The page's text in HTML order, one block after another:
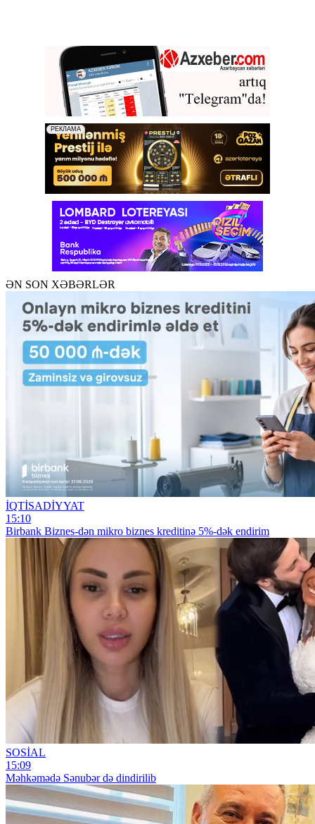
ƏN SON XƏBƏRLƏR
İQTİSADİYYAT
15:10
Birbank Biznes-dən mikro biznes kreditinə 5%-dək endirim
SOSİAL
15:09
Məhkəmədə Sənubər də dindirilib